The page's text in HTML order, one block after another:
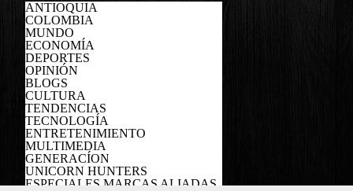
ANTIOQUIA
COLOMBIA
MUNDO
ECONOMÍA
DEPORTES
OPINIÓN
BLOGS
CULTURA
TENDENCIAS
TECNOLOGÍA
ENTRETENIMIENTO
MULTIMEDIA
GENERACÍON
UNICORN HUNTERS
ESPECIALES MARCAS ALIADAS